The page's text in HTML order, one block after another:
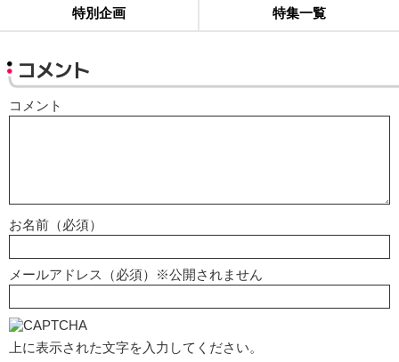
特別企画 特集一覧
コメント
コメント
お名前（必須）
メールアドレス（必須）※公開されません
上に表示された文字を入力してください。